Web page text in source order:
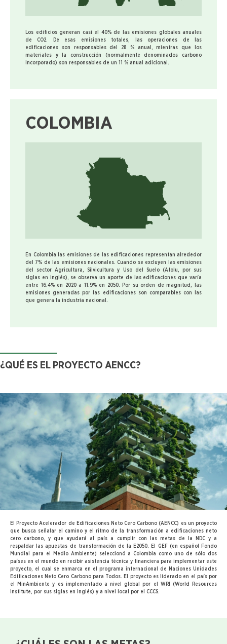
Los edificios generan casi el 40% de las emisiones globales anuales
de CO2. De esas emisiones totales, las operaciones de las
edificaciones son responsables del 28 % anual, mientras que los
materiales y la construcción (normalmente denominados carbono
incorporado) son responsables de un 11 % anual adicional.
COLOMBIA
En Colombia las emisiones de las edificaciones representan alrededor
del 7% de las emisiones nacionales. Cuando se excluyen las emisiones
del sector Agricultura, Silvicultura y Uso del Suelo (Afolu, por sus
siglas en inglés), se observa un aporte de las edificaciones que varía
entre 16.4% en 2020 a 11.9% en 2050. Por su orden de magnitud, las
emisiones generadas por las edificaciones son comparables con las
que genera la industria nacional.
¿QUÉ ES EL PROYECTO AENCC?
El Proyecto Acelerador de Edificaciones Neto Cero Carbono (AENCC) es un proyecto
que busca señalar el camino y el ritmo de la transformación a edificaciones neto
cero carbono, y que ayudará al país a cumplir con las metas de la NDC y a
respaldar las apuestas de transformación de la E2050. El GEF (en español Fondo
Mundial para el Medio Ambiente) seleccionó a Colombia como uno de sólo dos
países en el mundo en recibir asistencia técnica y financiera para implementar este
proyecto, el cual se enmarca en el programa internacional de Naciones Unidades
Edificaciones Neto Cero Carbono para Todos. El proyecto es liderado en el país por
el MinAmbiente y es implementado a nivel global por el WRI (World Resources
Institute, por sus siglas en inglés) y a nivel local por el CCCS.